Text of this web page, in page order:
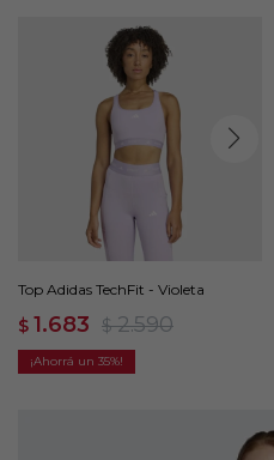
Top Adidas TechFit - Violeta
$ 1.683 $ 2.590
35